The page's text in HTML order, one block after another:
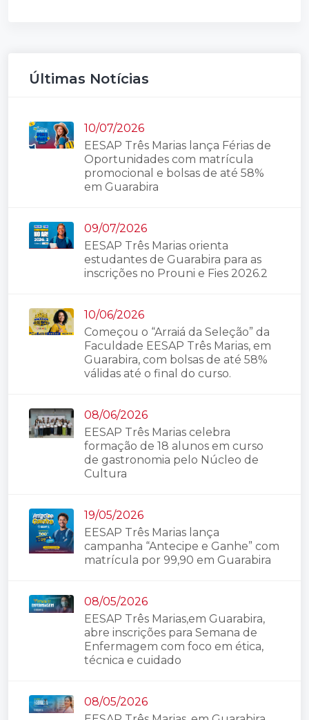
Últimas Notícias
10/07/2026
EESAP Três Marias lança Férias de
Oportunidades com matrícula
promocional e bolsas de até 58%
em Guarabira
09/07/2026
EESAP Três Marias orienta
estudantes de Guarabira para as
inscrições no Prouni e Fies 2026.2
10/06/2026
Começou o “Arraiá da Seleção” da
Faculdade EESAP Três Marias, em
Guarabira, com bolsas de até 58%
válidas até o final do curso.
08/06/2026
EESAP Três Marias celebra
formação de 18 alunos em curso
de gastronomia pelo Núcleo de
Cultura
19/05/2026
EESAP Três Marias lança
campanha “Antecipe e Ganhe” com
matrícula por 99,90 em Guarabira
08/05/2026
EESAP Três Marias,em Guarabira,
abre inscrições para Semana de
Enfermagem com foco em ética,
técnica e cuidado
08/05/2026